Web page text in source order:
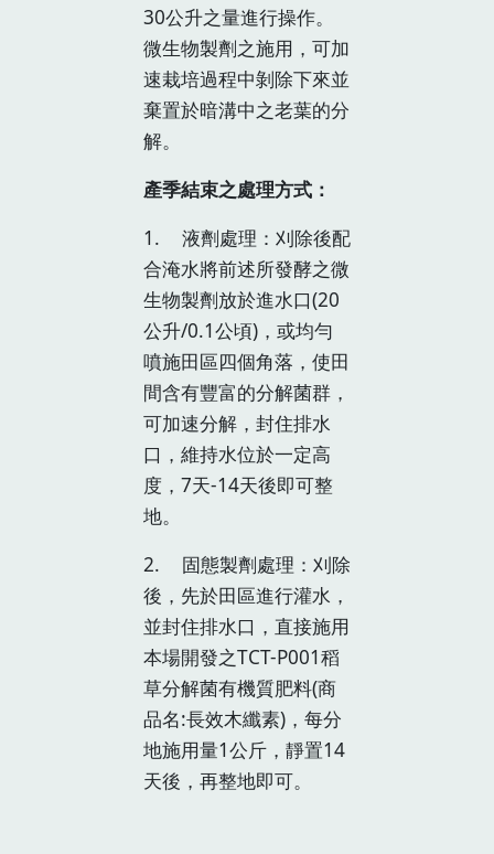
30公升之量進行操作。
微生物製劑之施用，可加
速栽培過程中剝除下來並
棄置於暗溝中之老葉的分
解。
產季結束之處理方式：
1. 液劑處理：刈除後配
合淹水將前述所發酵之微
生物製劑放於進水口(20
公升/0.1公頃)，或均勻
噴施田區四個角落，使田
間含有豐富的分解菌群，
可加速分解，封住排水
口，維持水位於一定高
度，7天-14天後即可整
地。
2. 固態製劑處理：刈除
後，先於田區進行灌水，
並封住排水口，直接施用
本場開發之TCT-P001稻
草分解菌有機質肥料(商
品名:長效木纖素)，每分
地施用量1公斤，靜置14
天後，再整地即可。